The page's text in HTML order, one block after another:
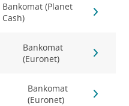
Bankomat (Planet
Cash)
Bankomat
(Euronet)
Bankomat
(Euronet)